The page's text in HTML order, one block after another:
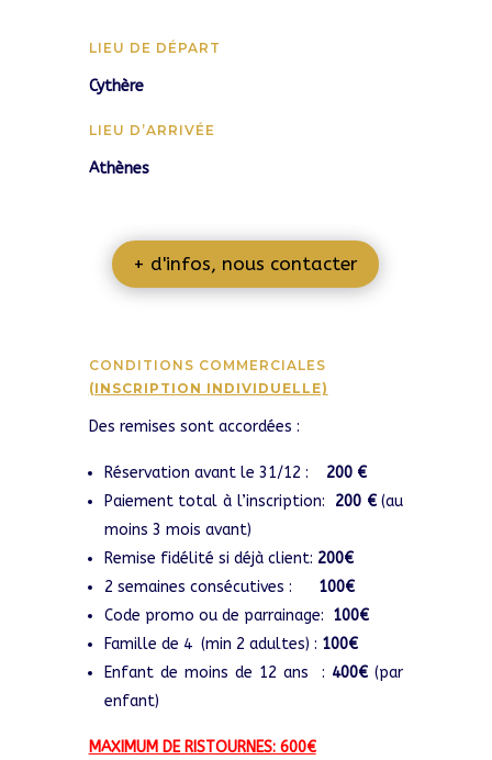
LIEU DE DÉPART
Cythère
LIEU D’ARRIVÉE
Athènes
+ d'infos, nous contacter
CONDITIONS COMMERCIALES
(INSCRIPTION INDIVIDUELLE)
Des remises sont accordées :
Réservation avant le 31/12 : 200 €
Paiement total à l’inscription: 200 €(au
moins 3 mois avant)
Remise fidélité si déjà client: 200€
2 semaines consécutives : 100€
Code promo ou de parrainage: 100€
Famille de 4 (min 2 adultes) : 100€
Enfant de moins de 12 ans : 400€ (par
enfant)
MAXIMUM DE RISTOURNES: 600€